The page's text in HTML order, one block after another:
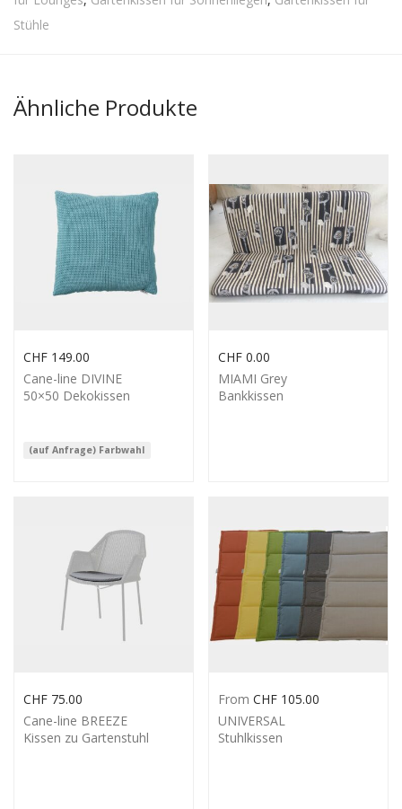
Stühle
Ähnliche Produkte
(auf Anfrage) Farbwahl
Cane-line DIVINE
50×50 Dekokissen
CHF 149.00
MIAMI Grey
Bankkissen
CHF 0.00
Cane-line BREEZE
Kissen zu Gartenstuhl
CHF 75.00
UNIVERSAL
Stuhlkissen
From CHF 105.00